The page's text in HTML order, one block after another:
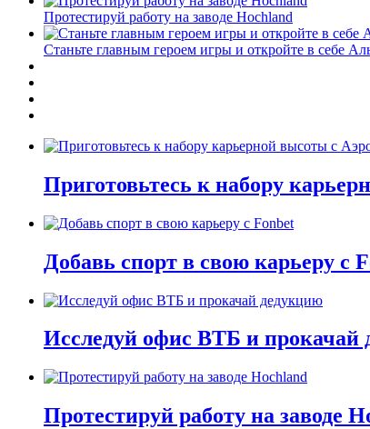
Протестируй работу на заводе Hochland
Станьте главным героем игры и откройте в себе
Приготовьтесь к набору
Добавь спорт в свою карьеру с
Исследуй офис ВТБ и прокачай
Протестируй работу на заводе